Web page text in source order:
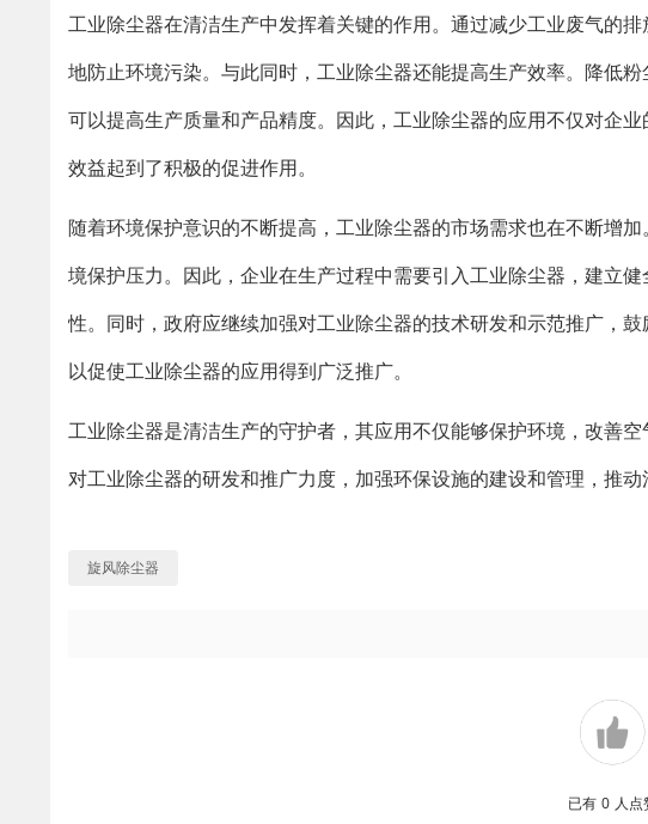
工业除尘器在清洁生产中发挥着关键的作用。通过减少工业废气的
地防止环境污染。与此同时，工业除尘器还能提高生产效率。降低
可以提高生产质量和产品精度。因此，工业除尘器的应用不仅对企
效益起到了积极的促进作用。
随着环境保护意识的不断提高，工业除尘器的市场需求也在不断增
境保护压力。因此，企业在生产过程中需要引入工业除尘器，建立
性。同时，政府应继续加强对工业除尘器的技术研发和示范推广，
以促使工业除尘器的应用得到广泛推广。
工业除尘器是清洁生产的守护者，其应用不仅能够保护环境，改善
对工业除尘器的研发和推广力度，加强环保设施的建设和管理，推
旋风除尘器
已有 0 人点